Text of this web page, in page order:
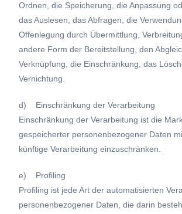
Ordnen, die Speicherung, die Anpassung
das Auslesen, das Abfragen, die
Offenlegung durch Übermittlung,
andere Form der Bereitstellung, den
Verknüpfung, die Einschränkung, das
Vernichtung.
d) Einschränkung der Verarbeitung
Einschränkung der Verarbeitung ist die
gespeicherter personenbezogener Daten
künftige Verarbeitung einzuschränken.
e) Profiling
Profiling ist jede Art der automatisierten
personenbezogener Daten, die darin